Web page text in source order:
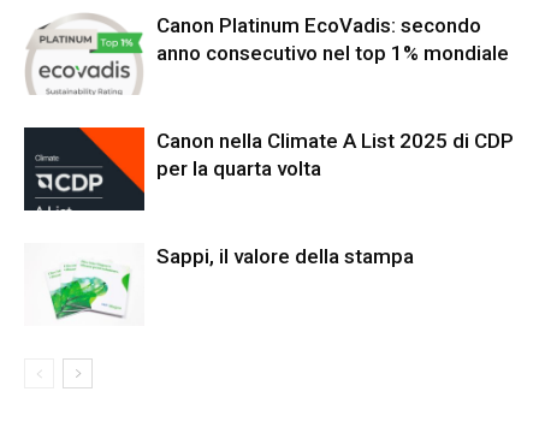
Canon Platinum EcoVadis: secondo
anno consecutivo nel top 1% mondiale
Canon nella Climate A List 2025 di CDP
per la quarta volta
Sappi, il valore della stampa